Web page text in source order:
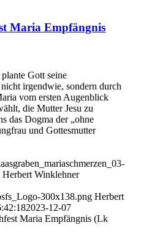
Maria Empfängnis
Gott seine
irgendwie, sondern durch
vom ersten Augenblick
die Mutter Jesu zu
das Dogma der „ohne
und Gottesmutter
Herbert Winklehner
300x138.png Herbert
2023-12-07
Maria Empfängnis (Lk